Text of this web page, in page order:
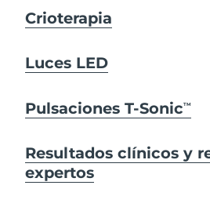
Crioterapia
Luces LED
Pulsaciones T-SonicTM
Resultados clínicos y
expertos